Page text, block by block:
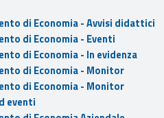
di Economia - Avvisi didattici
di Economia - Eventi
di Economia - In evidenza
di Economia - Monitor
di Economia - Monitor
eventi